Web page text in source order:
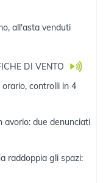
all'asta venduti
DI VENTO
controlli in 4
due denunciati
raddoppia gli spazi: